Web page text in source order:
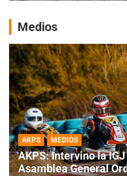
Medios
AKPS MEDIOS
AKPS: Intervino la
Asamblea General